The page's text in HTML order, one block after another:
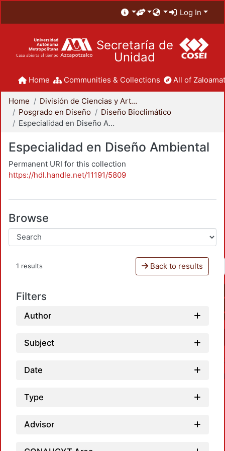
Log In
Secretaría de
Unidad
Home Communities & Collections All of
Home
División de Ciencias y Artes para el Diseño
Posgrado en Diseño
Diseño Bioclimático
Especialidad en Diseño Ambiental
Especialidad en Diseño Ambiental
Permanent URI for this collection
https://hdl.handle.net/11191/5809
Browse
1 results Back to results
Filters
Author
Subject
Date
Type
Advisor